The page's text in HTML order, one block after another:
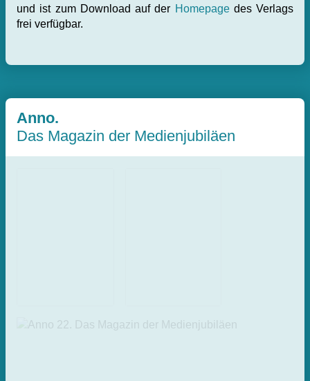
und ist zum Download auf der Homepagedes Verlags
frei verfügbar.
Anno.
Das Magazin der Medienjubiläen